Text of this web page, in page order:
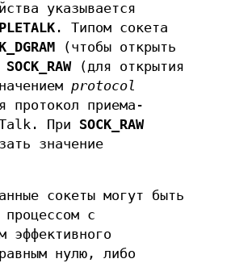
указывается
. Типом сокета
(чтобы открыть
SOCK_RAW(для открытия
protocol
протокол приема-
При SOCK_RAW
значение
сокеты могут быть
процессом с
эффективного
нулю, либо